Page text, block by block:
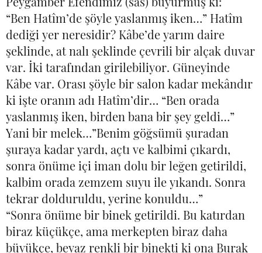
“Ben Hatîm’de şöyle yaslanmış iken…” Hatîm
dediği yer neresidir? Kâbe’de yarım daire
şeklinde, at nalı şeklinde çevrili bir alçak duvar
var. İki tarafından girilebiliyor. Güneyinde
Kâbe var. Orası şöyle bir salon kadar mekândır
ki işte oranın adı Hatîm’dir… “Ben orada
yaslanmış iken, birden bana bir şey geldi…”
Yani bir melek…”Benim göğsümü şuradan
şuraya kadar yardı, açtı ve kalbimi çıkardı,
sonra önüme içi iman dolu bir leğen getirildi,
kalbim orada zemzem suyu ile yıkandı. Sonra
tekrar dolduruldu, yerine konuldu…”
“Sonra önüme bir binek getirildi. Bu katırdan
biraz küçükçe, ama merkepten biraz daha
büyükçe, beyaz renkli bir binekti ki ona Burak